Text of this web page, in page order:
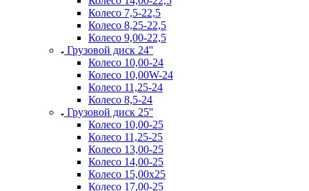
Колесо 7,5-22,5
Колесо 8,25-22,5
Колесо 9,00-22,5
Грузовой диск 24''
Колесо 10,00-24
Колесо 10,00W-24
Колесо 11,25-24
Колесо 8,5-24
Грузовой диск 25''
Колесо 10,00-25
Колесо 11,25-25
Колесо 13,00-25
Колесо 14,00-25
Колесо 15,00x25
Колесо 17,00-25